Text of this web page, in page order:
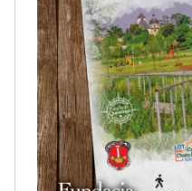
Pomorskie
Śląskie
Świetokrzyskie
Warmińsko - mazurskie
Warmińsko-mazurskie
Wielkopolskie